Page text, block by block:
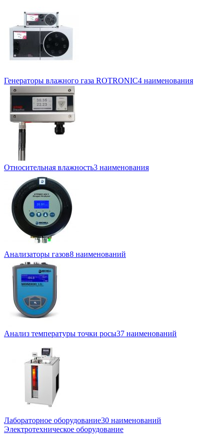
Генераторы влажного газа ROTRONIC4 наименования
Относительная влажность3 наименования
Анализаторы газов8 наименований
Анализ температуры точки росы37 наименований
Лабораторное оборудование30 наименований
Электротехническое оборудование